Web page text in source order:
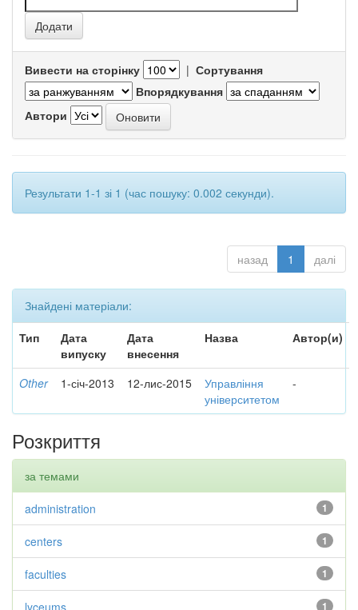
Вивести на сторінку | Сортування
Впорядкування
Автори
Результати 1-1 зі 1 (час пошуку: 0.002 секунди).
назад 1 далі
Знайдені матеріали:
Тип
Дата
випуску
Дата
внесення
Назва Автор(и)
Other 1-січ-2013 12-лис-2015
Управління
університетом
-
Розкриття
за темами
1
administration
1
centers
1
faculties
1
lyceums